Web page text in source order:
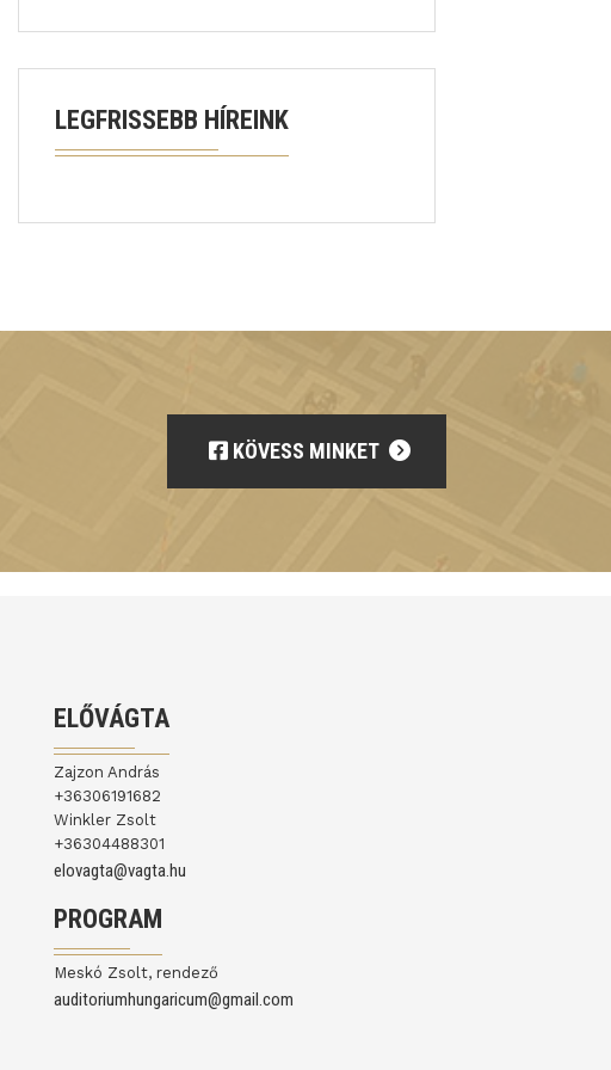
LEGFRISSEBB HÍREINK
KÖVESS MINKET
ELŐVÁGTA
Zajzon András
+36306191682
Winkler Zsolt
+36304488301
elovagta@vagta.hu
PROGRAM
Meskó Zsolt, rendező
auditoriumhungaricum@gmail.com